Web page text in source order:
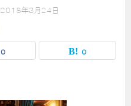
2018年3月24日
0 0